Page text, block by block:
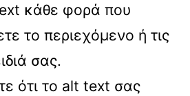
κάθε φορά που
το περιεχόμενο ή τις
σας.
ότι το alt text σας